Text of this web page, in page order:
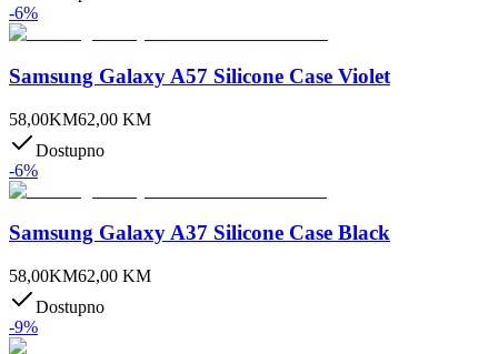
-6%
Samsung Galaxy A57 Silicone Case Violet
58,00KM62,00 KM
Dostupno
-6%
Samsung Galaxy A37 Silicone Case Black
58,00KM62,00 KM
Dostupno
-9%